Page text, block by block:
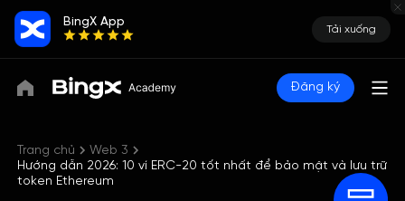
BingX App
Tải xuống
Đăng ký
Trang chủ
Web 3
Hướng dẫn 2026: 10 ví ERC-20 tốt nhất để bảo mật và lưu trữ
token Ethereum